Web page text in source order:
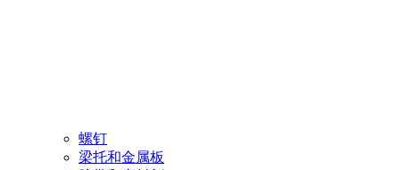
螺钉
梁托和金属板